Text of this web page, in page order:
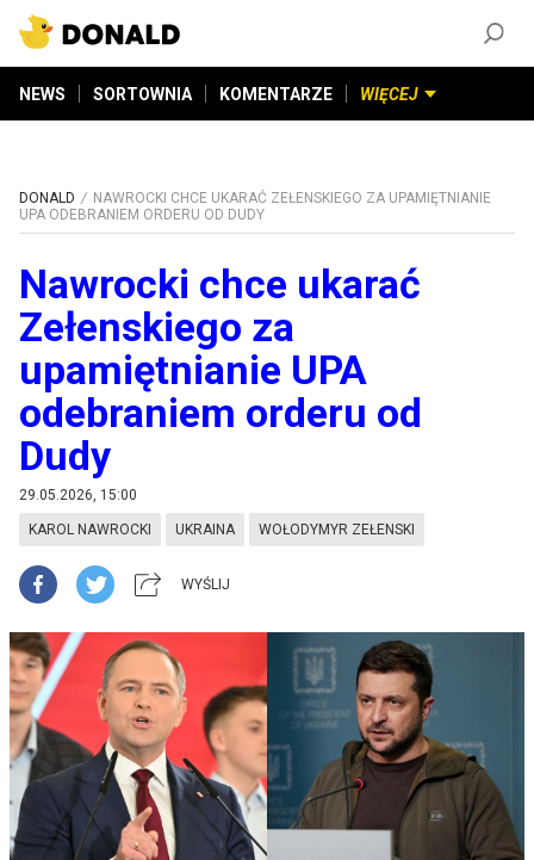
NEWS SORTOWNIA KOMENTARZE WIĘCEJ
DONALD
NAWROCKI CHCE UKARAĆ ZEŁENSKIEGO ZA UPAMIĘTNIANIE
UPA ODEBRANIEM ORDERU OD DUDY
Nawrocki chce ukarać
Zełenskiego za
upamiętnianie UPA
odebraniem orderu od
Dudy
29.05.2026, 15:00
KAROL NAWROCKI UKRAINA WOŁODYMYR ZEŁENSKI
WYŚLIJ